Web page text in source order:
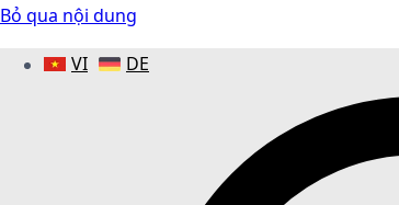
Bỏ qua nội dung
VI
DE